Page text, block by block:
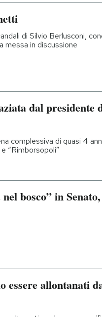
di Silvio Berlusconi,
messa in discussione
dal presidente
complessiva di quasi 4
“Rimborsopoli”
bosco” in
essere allontanati